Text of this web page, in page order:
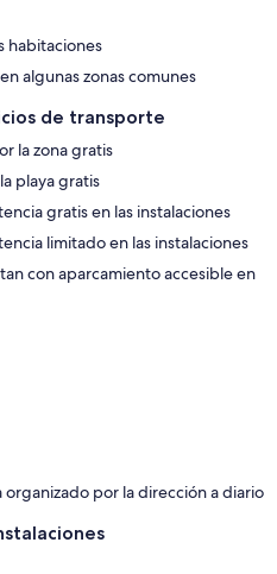
habitaciones
algunas zonas comunes
de transporte
la zona gratis
playa gratis
gratis en las instalaciones
limitado en las instalaciones
con aparcamiento accesible en
por la dirección a diario